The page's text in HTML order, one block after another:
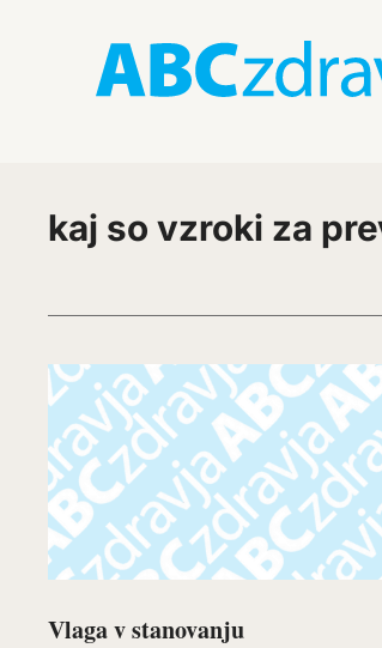
kaj so vzroki za
Vlaga v stanovanju